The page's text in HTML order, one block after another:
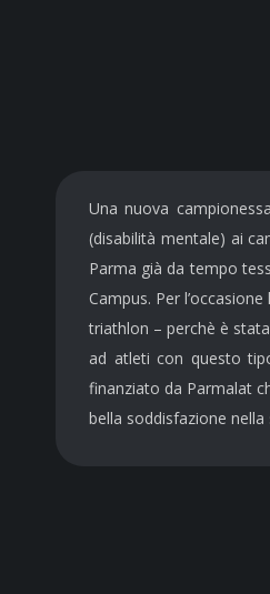
Una nuova
(disabilità mentale) ai
Parma già da tempo
Campus. Per
triathlon – perchè è
ad atleti con questo
finanziato da Parmalat
bella soddisfazione